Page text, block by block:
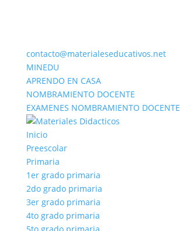
contacto@materialeseducativos.net
MINEDU
APRENDO EN CASA
NOMBRAMIENTO DOCENTE
EXAMENES NOMBRAMIENTO DOCENTE
Inicio
Preescolar
Primaria
1er grado primaria
2do grado primaria
3er grado primaria
4to grado primaria